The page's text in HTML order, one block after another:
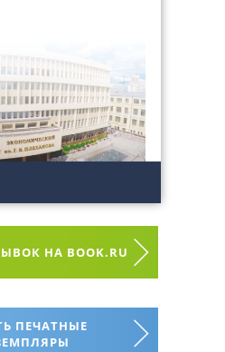
НА BOOK.RU
ПЕЧАТНЫЕ